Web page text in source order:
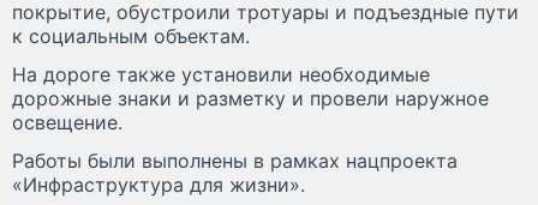
покрытие, обустроили тротуары и подъездные пути
к социальным объектам.
На дороге также установили необходимые
дорожные знаки и разметку и провели наружное
освещение.
Работы были выполнены в рамках нацпроекта
«Инфраструктура для жизни».